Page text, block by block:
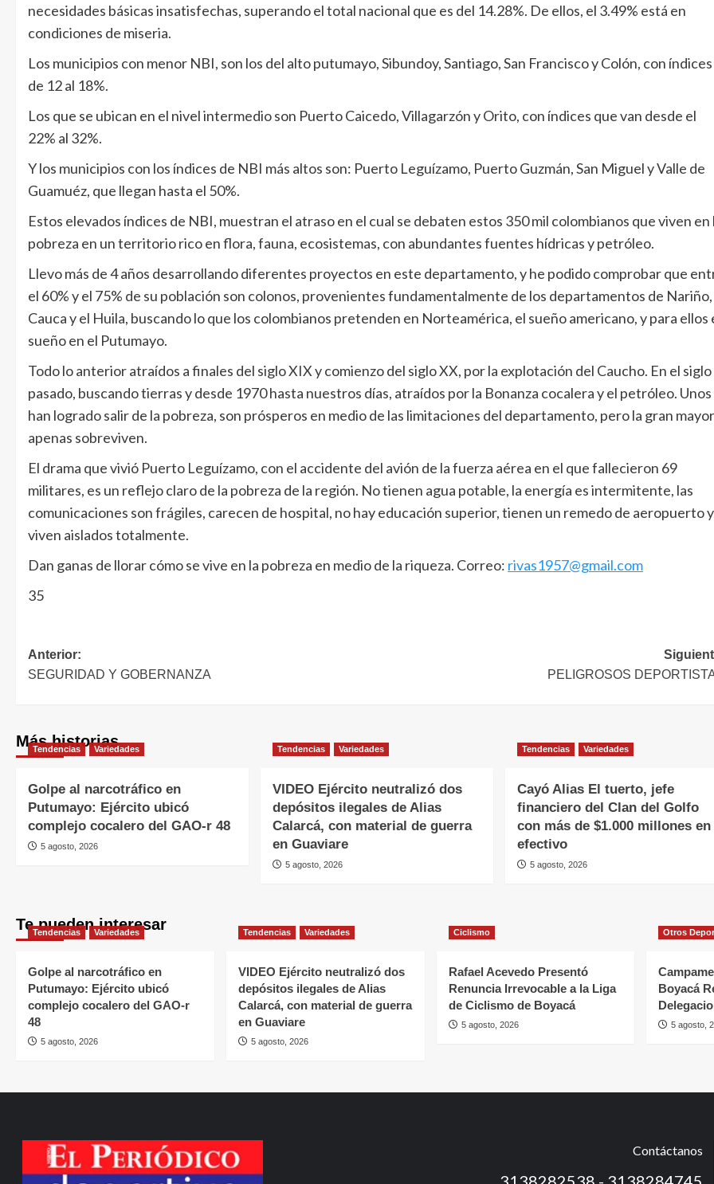
necesidades básicas insatisfechas, superando el total nacional que es del 14.28%. De ellos, el 3.49% está en
condiciones de miseria.
Los municipios con menor NBI, son los del alto putumayo, Sibundoy, Santiago, San Francisco y Colón, con índices
de 12 al 18%.
Los que se ubican en el nivel intermedio son Puerto Caicedo, Villagarzón y Orito, con índices que van desde el
22% al 32%.
Y los municipios con los índices de NBI más altos son: Puerto Leguízamo, Puerto Guzmán, San Miguel y Valle de
Guamuéz, que llegan hasta el 50%.
Estos elevados índices de NBI, muestran el atraso en el cual se debaten estos 350 mil colombianos que viven en
pobreza en un territorio rico en flora, fauna, ecosistemas, con abundantes fuentes hídricas y petróleo.
Llevo más de 4 años desarrollando diferentes proyectos en este departamento, y he podido comprobar que
el 60% y el 75% de su población son colonos, provenientes fundamentalmente de los departamentos de Nariño,
Cauca y el Huila, buscando lo que los colombianos pretenden en Norteamérica, el sueño americano, y para ellos
sueño en el Putumayo.
Todo lo anterior atraídos a finales del siglo XIX y comienzo del siglo XX, por la explotación del Caucho. En el siglo
pasado, buscando tierras y desde 1970 hasta nuestros días, atraídos por la Bonanza cocalera y el petróleo. Unos
han logrado salir de la pobreza, son prósperos en medio de las limitaciones del departamento, pero la gran
apenas sobreviven.
El drama que vivió Puerto Leguízamo, con el accidente del avión de la fuerza aérea en el que fallecieron 69
militares, es un reflejo claro de la pobreza de la región. No tienen agua potable, la energía es intermitente, las
comunicaciones son frágiles, carecen de hospital, no hay educación superior, tienen un remedo de aeropuerto y
viven aislados totalmente.
Dan ganas de llorar cómo se vive en la pobreza en medio de la riqueza. Correo: rivas1957@gmail.com
35
Anterior:
SEGURIDAD Y GOBERNANZA
PELIGROSOS
Más historias
Tendencias Variedades
Golpe al narcotráfico en
Putumayo: Ejército ubicó
complejo cocalero del GAO-r 48
5 agosto, 2026
Tendencias Variedades
VIDEO Ejército neutralizó dos
depósitos ilegales de Alias
Calarcá, con material de guerra
en Guaviare
5 agosto, 2026
Tendencias Variedades
Cayó Alias El tuerto, jefe
financiero del Clan del Golfo
con más de $1.000 millones en
efectivo
5 agosto, 2026
Te pueden interesar
Tendencias Variedades
Golpe al narcotráfico en
Putumayo: Ejército ubicó
complejo cocalero del GAO-r
48
5 agosto, 2026
Tendencias Variedades
VIDEO Ejército neutralizó dos
depósitos ilegales de Alias
Calarcá, con material de guerra
en Guaviare
5 agosto, 2026
Ciclismo
Rafael Acevedo Presentó
Renuncia Irrevocable a la Liga
de Ciclismo de Boyacá
5 agosto, 2026
Otros
Boyacá
5 agosto,
Contáctanos